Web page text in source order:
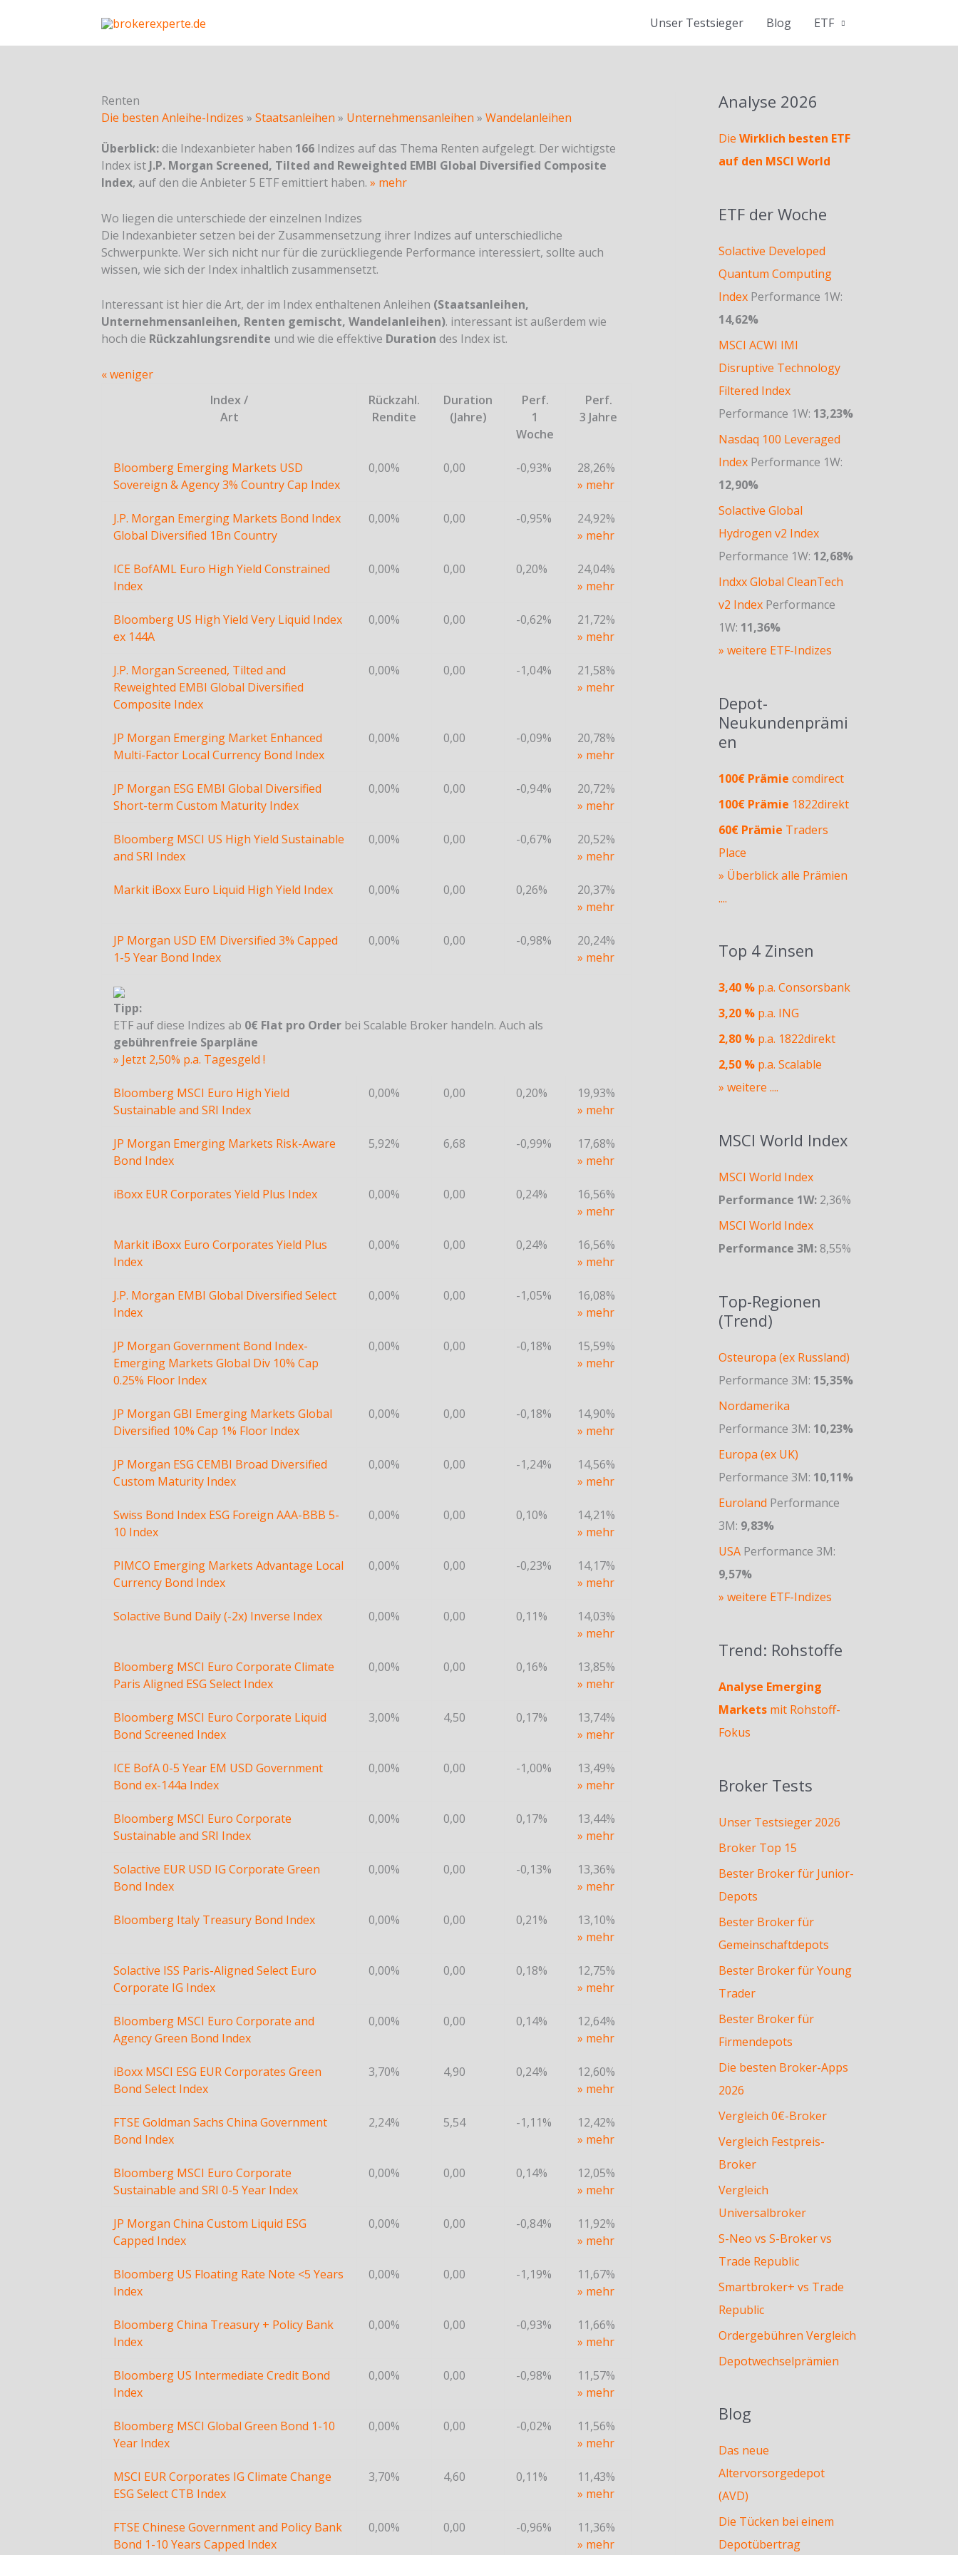
content
Unser Testsieger Blog ETF
Renten
Die besten Anleihe-Indizes » Staatsanleihen » Unternehmensanleihen » Wandelanleihen
Überblick:die Indexanbieter haben 166 Indizes auf das Thema Renten aufgelegt. Der wichtigste
Index ist J.P. Morgan Screened, Tilted and Reweighted EMBI Global Diversified Composite
Index, auf den die Anbieter 5 ETF emittiert haben. » mehr
Wo liegen die unterschiede der einzelnen Indizes
Die Indexanbieter setzen bei der Zusammensetzung ihrer Indizes auf unterschiedliche
Schwerpunkte. Wer sich nicht nur für die zurückliegende Performance interessiert, sollte auch
wissen, wie sich der Index inhaltlich zusammensetzt.
Interessant ist hier die Art, der im Index enthaltenen Anleihen (Staatsanleihen,
Unternehmensanleihen, Renten gemischt, Wandelanleihen). interessant ist außerdem wie
hoch die Rückzahlungsrendite und wie die effektive Duration des Index ist.
« weniger
Index /
Art
Rückzahl.
Rendite
Duration
(Jahre)
Perf.
1
Woche
Perf.
3 Jahre
Bloomberg Emerging Markets USD
Sovereign & Agency 3% Country Cap Index
0,00% 0,00 -0,93%
28,26%
» mehr
J.P. Morgan Emerging Markets Bond Index
Global Diversified 1Bn Country
0,00% 0,00 -0,95%
24,92%
» mehr
ICE BofAML Euro High Yield Constrained
Index
0,00% 0,00 0,20%
24,04%
» mehr
Bloomberg US High Yield Very Liquid Index
ex 144A
0,00% 0,00 -0,62%
21,72%
» mehr
J.P. Morgan Screened, Tilted and
Reweighted EMBI Global Diversified
Composite Index
0,00% 0,00 -1,04%
21,58%
» mehr
JP Morgan Emerging Market Enhanced
Multi-Factor Local Currency Bond Index
0,00% 0,00 -0,09%
20,78%
» mehr
JP Morgan ESG EMBI Global Diversified
Short-term Custom Maturity Index
0,00% 0,00 -0,94%
20,72%
» mehr
Bloomberg MSCI US High Yield Sustainable
and SRI Index
0,00% 0,00 -0,67%
20,52%
» mehr
Markit iBoxx Euro Liquid High Yield Index 0,00% 0,00 0,26%
20,37%
» mehr
JP Morgan USD EM Diversified 3% Capped
1-5 Year Bond Index
0,00% 0,00 -0,98%
20,24%
» mehr
Tipp:
ETF auf diese Indizes ab 0€ Flat pro Order bei Scalable Broker handeln. Auch als
gebührenfreie Sparpläne
» Jetzt 2,50% p.a. Tagesgeld !
Bloomberg MSCI Euro High Yield
Sustainable and SRI Index
0,00% 0,00 0,20%
19,93%
» mehr
JP Morgan Emerging Markets Risk-Aware
Bond Index
5,92% 6,68 -0,99%
17,68%
» mehr
iBoxx EUR Corporates Yield Plus Index 0,00% 0,00 0,24%
16,56%
» mehr
Markit iBoxx Euro Corporates Yield Plus
Index
0,00% 0,00 0,24%
16,56%
» mehr
J.P. Morgan EMBI Global Diversified Select
Index
0,00% 0,00 -1,05%
16,08%
» mehr
JP Morgan Government Bond Index-
Emerging Markets Global Div 10% Cap
0.25% Floor Index
0,00% 0,00 -0,18%
15,59%
» mehr
JP Morgan GBI Emerging Markets Global
Diversified 10% Cap 1% Floor Index
0,00% 0,00 -0,18%
14,90%
» mehr
JP Morgan ESG CEMBI Broad Diversified
Custom Maturity Index
0,00% 0,00 -1,24%
14,56%
» mehr
Swiss Bond Index ESG Foreign AAA-BBB 5-
10 Index
0,00% 0,00 0,10%
14,21%
» mehr
PIMCO Emerging Markets Advantage Local
Currency Bond Index
0,00% 0,00 -0,23%
14,17%
» mehr
Solactive Bund Daily (-2x) Inverse Index 0,00% 0,00 0,11%
14,03%
» mehr
Bloomberg MSCI Euro Corporate Climate
Paris Aligned ESG Select Index
0,00% 0,00 0,16%
13,85%
» mehr
Bloomberg MSCI Euro Corporate Liquid
Bond Screened Index
3,00% 4,50 0,17%
13,74%
» mehr
ICE BofA 0-5 Year EM USD Government
Bond ex-144a Index
0,00% 0,00 -1,00%
13,49%
» mehr
Bloomberg MSCI Euro Corporate
Sustainable and SRI Index
0,00% 0,00 0,17%
13,44%
» mehr
Solactive EUR USD IG Corporate Green
Bond Index
0,00% 0,00 -0,13%
13,36%
» mehr
Bloomberg Italy Treasury Bond Index 0,00% 0,00 0,21%
13,10%
» mehr
Solactive ISS Paris-Aligned Select Euro
Corporate IG Index
0,00% 0,00 0,18%
12,75%
» mehr
Bloomberg MSCI Euro Corporate and
Agency Green Bond Index
0,00% 0,00 0,14%
12,64%
» mehr
iBoxx MSCI ESG EUR Corporates Green
Bond Select Index
3,70% 4,90 0,24%
12,60%
» mehr
FTSE Goldman Sachs China Government
Bond Index
2,24% 5,54 -1,11%
12,42%
» mehr
Bloomberg MSCI Euro Corporate
Sustainable and SRI 0-5 Year Index
0,00% 0,00 0,14%
12,05%
» mehr
JP Morgan China Custom Liquid ESG
Capped Index
0,00% 0,00 -0,84%
11,92%
» mehr
Bloomberg US Floating Rate Note <5 Years
Index
0,00% 0,00 -1,19%
11,67%
» mehr
Bloomberg China Treasury + Policy Bank
Index
0,00% 0,00 -0,93%
11,66%
» mehr
Bloomberg US Intermediate Credit Bond
Index
0,00% 0,00 -0,98%
11,57%
» mehr
Bloomberg MSCI Global Green Bond 1-10
Year Index
0,00% 0,00 -0,02%
11,56%
» mehr
MSCI EUR Corporates IG Climate Change
ESG Select CTB Index
3,70% 4,60 0,11%
11,43%
» mehr
FTSE Chinese Government and Policy Bank
Bond 1-10 Years Capped Index
0,00% 0,00 -0,96%
11,36%
» mehr
Analyse 2026
Die Wirklich besten ETF
auf den MSCI World
ETF der Woche
Solactive Developed
Quantum Computing
IndexPerformance 1W:
14,62%
MSCI ACWI IMI
Disruptive Technology
Filtered Index
Performance 1W: 13,23%
Nasdaq 100 Leveraged
IndexPerformance 1W:
12,90%
Solactive Global
Hydrogen v2 Index
Performance 1W: 12,68%
Indxx Global CleanTech
v2 IndexPerformance
1W: 11,36%
» weitere ETF-Indizes
Depot-
Neukundenprämi
en
100€ Prämie comdirect
100€ Prämie 1822direkt
60€ Prämie Traders
Place
» Überblick alle Prämien
....
Top 4 Zinsen
3,40 %p.a. Consorsbank
3,20 %p.a. ING
2,80 %p.a. 1822direkt
2,50 %p.a. Scalable
» weitere ....
MSCI World Index
MSCI World Index
Performance 1W: 2,36%
MSCI World Index
Performance 3M: 8,55%
Top-Regionen
(Trend)
Osteuropa (ex Russland)
Performance 3M: 15,35%
Nordamerika
Performance 3M: 10,23%
Europa (ex UK)
Performance 3M: 10,11%
Euroland Performance
3M: 9,83%
USAPerformance 3M:
9,57%
» weitere ETF-Indizes
Trend: Rohstoffe
Analyse Emerging
Marketsmit Rohstoff-
Fokus
Broker Tests
Unser Testsieger 2026
Broker Top 15
Bester Broker für Junior-
Depots
Bester Broker für
Gemeinschaftdepots
Bester Broker für Young
Trader
Bester Broker für
Firmendepots
Die besten Broker-Apps
2026
Vergleich 0€-Broker
Vergleich Festpreis-
Broker
Vergleich
Universalbroker
S-Neo vs S-Broker vs
Trade Republic
Smartbroker+ vs Trade
Republic
Ordergebühren Vergleich
Depotwechselprämien
Blog
Das neue
Altervorsorgedepot
(AVD)
Die Tücken bei einem
Depotübertrag